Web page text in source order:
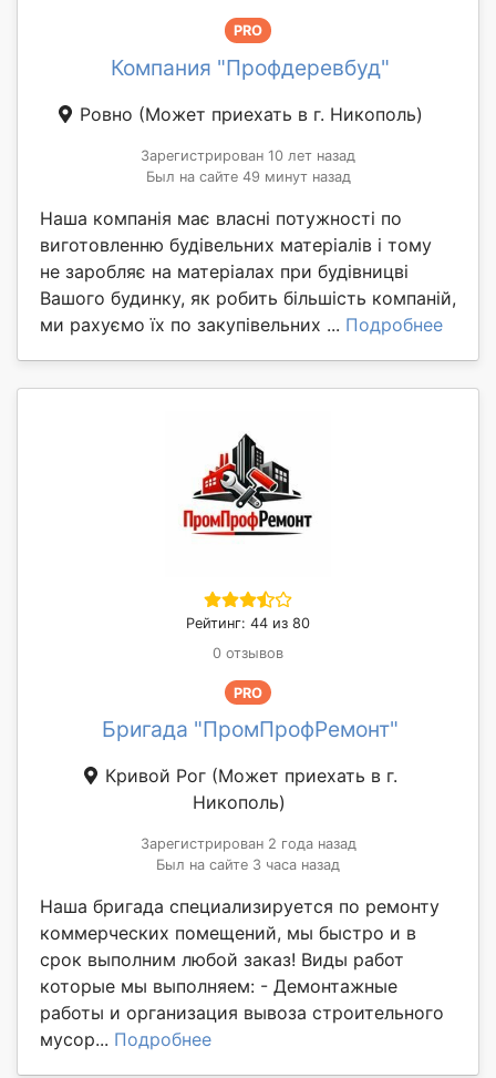
PRO
Компания "Профдеревбуд"
Ровно (Может приехать в г. Никополь)
Зарегистрирован 10 лет назад
Был на сайте 49 минут назад
Наша компанія має власні потужності по
виготовленню будівельних матеріалів і тому
не заробляє на матеріалах при будівницві
Вашого будинку, як робить більшість компаній,
ми рахуємо їх по закупівельних ... Подробнее
Рейтинг: 44 из 80
0 отзывов
PRO
Бригада "ПромПрофРемонт"
Кривой Рог (Может приехать в г.
Никополь)
Зарегистрирован 2 года назад
Был на сайте 3 часа назад
Наша бригада специализируется по ремонту
коммерческих помещений, мы быстро и в
срок выполним любой заказ! Виды работ
которые мы выполняем: - Демонтажные
работы и организация вывоза строительного
мусор... Подробнее